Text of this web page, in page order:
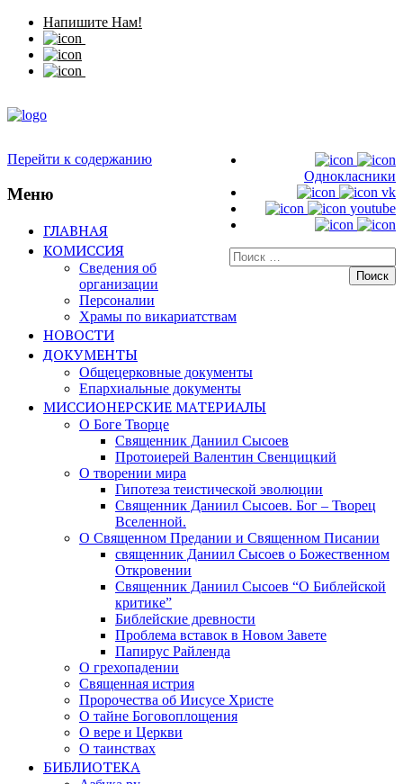
Напишите Нам!
Однокласники
vk
youtube
Искать:
Перейти к содержанию
Меню
ГЛАВНАЯ
КОМИССИЯ
Сведения об
организации
Персоналии
Храмы по викариатствам
НОВОСТИ
ДОКУМЕНТЫ
Общецерковные документы
Епархиальные документы
МИССИОНЕРСКИЕ МАТЕРИАЛЫ
О Боге Творце
Священник Даниил Сысоев
Протоиерей Валентин Свенцицкий
О творении мира
Гипотеза теистической эволюции
Священник Даниил Сысоев. Бог – Творец
Вселенной.
О Священном Предании и Священном Писании
священник Даниил Сысоев о Божественном
Откровении
Священник Даниил Сысоев “О Библейской
критике”
Библейские древности
Проблема вставок в Новом Завете
Папирус Райленда
О грехопадении
Священная истрия
Пророчества об Иисусе Христе
О тайне Боговоплощения
О вере и Церкви
О таинствах
БИБЛИОТЕКА